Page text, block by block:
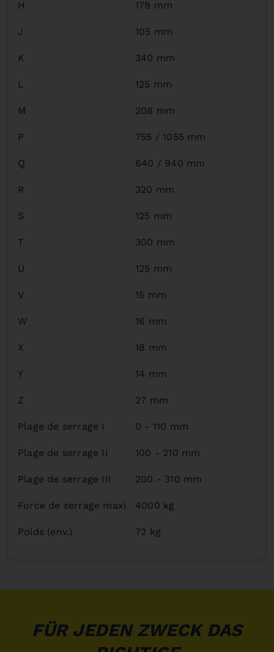
H 179 mm
J 105 mm
K 340 mm
L 125 mm
M 208 mm
P 755 / 1055 mm
Q 640 / 940 mm
R 320 mm
S 125 mm
T 300 mm
U 125 mm
V 15 mm
W 16 mm
X 18 mm
Y 14 mm
Z 27 mm
Plage de serrage I 0 - 110 mm
Plage de serrage II 100 - 210 mm
Plage de serrage III 200 - 310 mm
Force de serrage maxi 4000 kg
Poids (env.) 72 kg
FÜR JEDEN ZWECK DAS